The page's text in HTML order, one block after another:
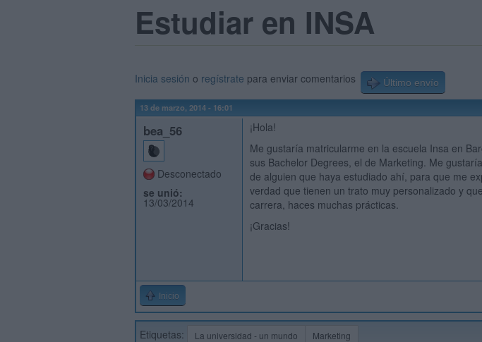
Estudiar en INSA
Inicia sesión o regístrate para enviar comentarios Último envío
13 de marzo, 2014 - 16:01
bea_56
Desconectado
se unió:
13/03/2014
¡Hola!
Me gustaría matricularme en la escuela Insa en
sus Bachelor Degrees, el de Marketing. Me
de alguien que haya estudiado ahí, para que me
verdad que tienen un trato muy personalizado y
carrera, haces muchas prácticas.
¡Gracias!
Inicio
Etiquetas: La universidad - un mundo Marketing